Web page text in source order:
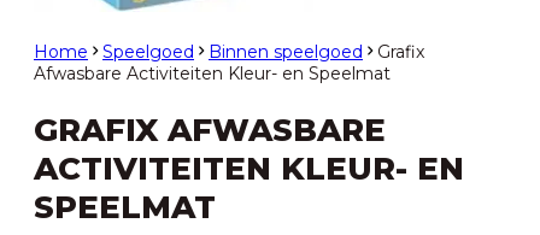
Home Speelgoed Binnen speelgoed
Grafix
Afwasbare Activiteiten Kleur- en Speelmat
GRAFIX AFWASBARE
ACTIVITEITEN KLEUR- EN
SPEELMAT